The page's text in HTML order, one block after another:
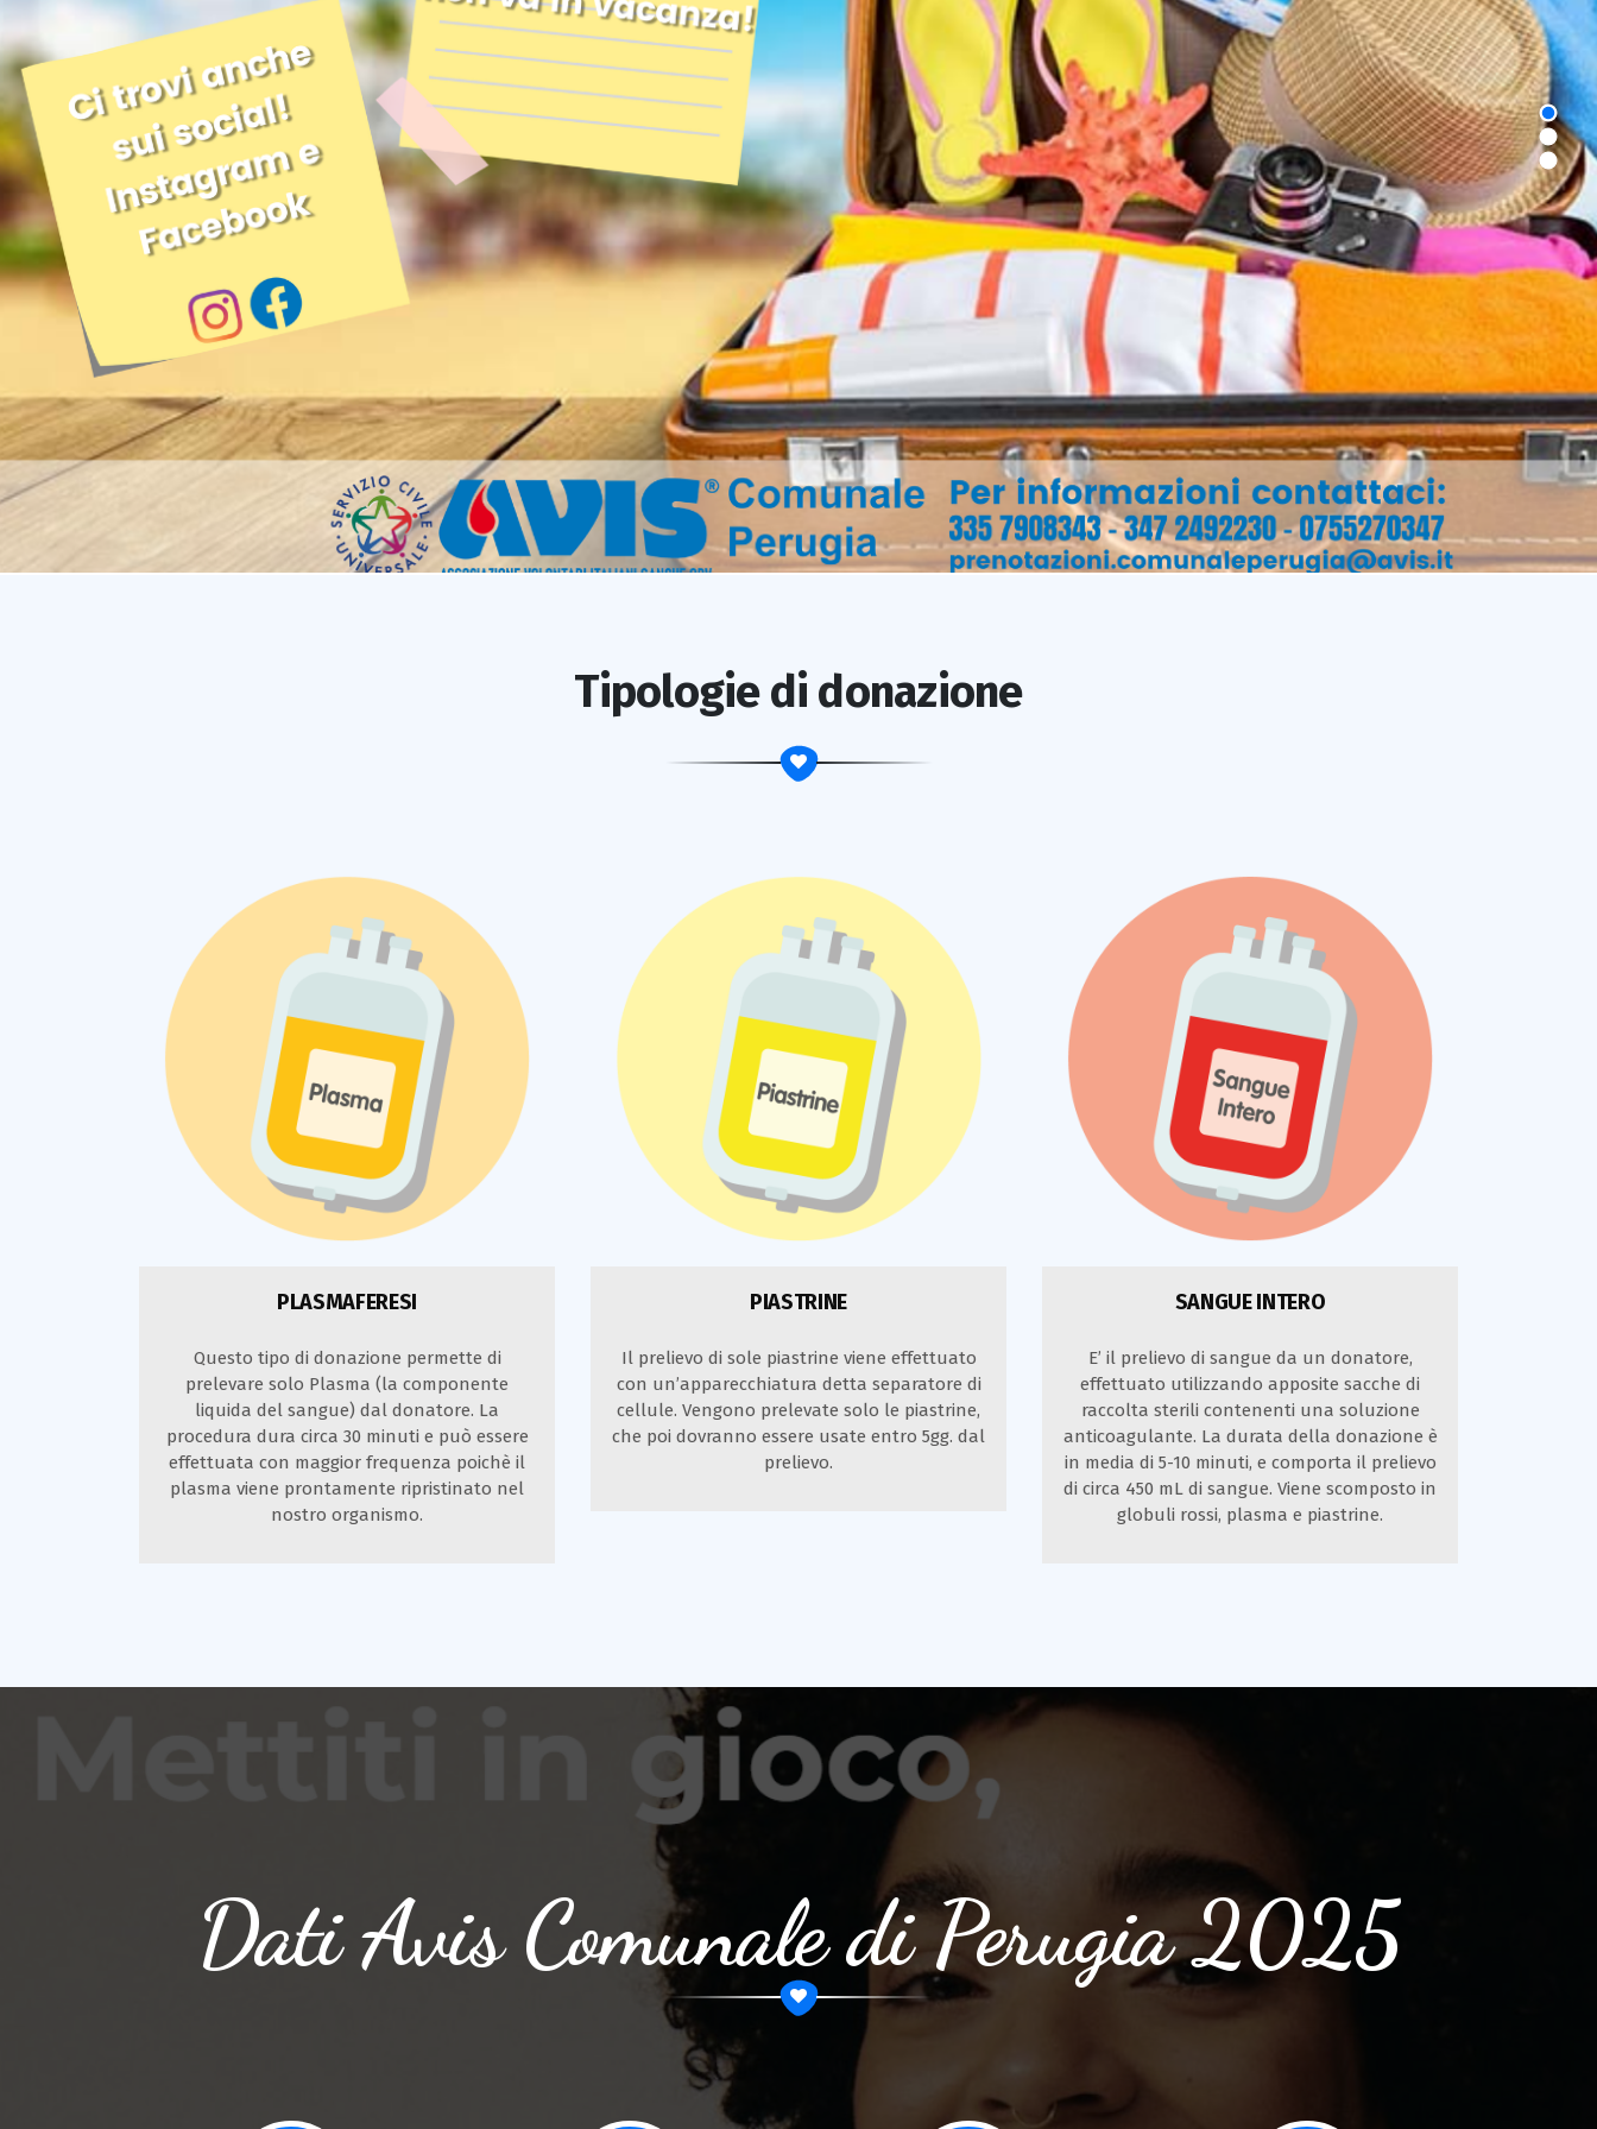
Tipologie di donazione
PLASMAFERESI
Questo tipo di donazione permette di
prelevare solo Plasma (la componente
liquida del sangue) dal donatore. La
procedura dura circa 30 minuti e può essere
effettuata con maggior frequenza poichè il
plasma viene prontamente ripristinato nel
nostro organismo.
PIASTRINE
Il prelievo di sole piastrine viene effettuato
con un’apparecchiatura detta separatore di
cellule. Vengono prelevate solo le piastrine,
che poi dovranno essere usate entro 5gg. dal
prelievo.
SANGUE INTERO
E’ il prelievo di sangue da un donatore,
effettuato utilizzando apposite sacche di
raccolta sterili contenenti una soluzione
anticoagulante. La durata della donazione è
in media di 5-10 minuti, e comporta il prelievo
di circa 450 mL di sangue. Viene scomposto in
globuli rossi, plasma e piastrine.
Dati Avis Comunale di Perugia 2025